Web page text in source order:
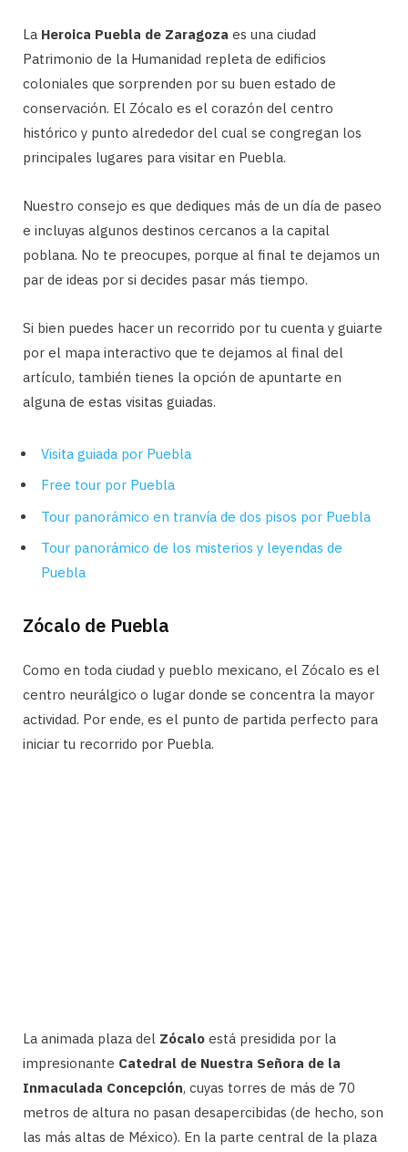
La Heroica Puebla de Zaragoza es una ciudad
Patrimonio de la Humanidad repleta de edificios
coloniales que sorprenden por su buen estado de
conservación. El Zócalo es el corazón del centro
histórico y punto alrededor del cual se congregan los
principales lugares para visitar en Puebla.
Nuestro consejo es que dediques más de un día de paseo
e incluyas algunos destinos cercanos a la capital
poblana. No te preocupes, porque al final te dejamos un
par de ideas por si decides pasar más tiempo.
Si bien puedes hacer un recorrido por tu cuenta y guiarte
por el mapa interactivo que te dejamos al final del
artículo, también tienes la opción de apuntarte en
alguna de estas visitas guiadas.
Visita guiada por Puebla
Free tour por Puebla
Tour panorámico en tranvía de dos pisos por Puebla
Tour panorámico de los misterios y leyendas de
Puebla
Zócalo de Puebla
Como en toda ciudad y pueblo mexicano, el Zócalo es el
centro neurálgico o lugar donde se concentra la mayor
actividad. Por ende, es el punto de partida perfecto para
iniciar tu recorrido por Puebla.
La animada plaza del Zócalo está presidida por la
impresionante Catedral de Nuestra Señora de la
Inmaculada Concepción, cuyas torres de más de 70
metros de altura no pasan desapercibidas (de hecho, son
las más altas de México). En la parte central de la plaza